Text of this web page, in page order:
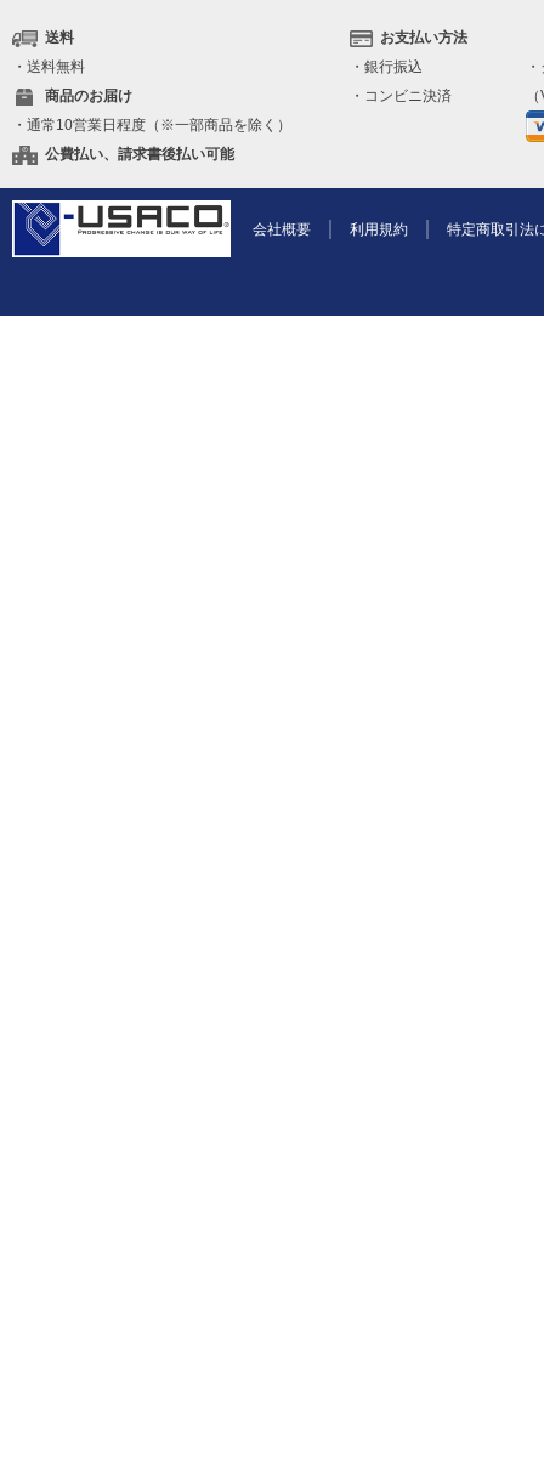
送料
・送料無料
商品のお届け
・通常10営業日程度（※一部商品を除く）
公費払い、請求書後払い可能
お支払い方法
・銀行振込
・コンビニ決済
会社概要 利用規約 特定商取引法